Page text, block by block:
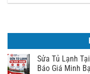
Sửa Tủ Lạnh
Báo Giá Minh